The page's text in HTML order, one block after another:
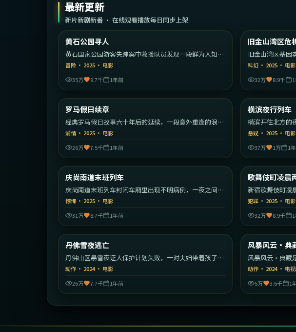
最新更新
新片新剧新番 · 在线观看播放每日同步上架
最新
黄石公园寻人
黄石国家公园游客失踪案中救援队员发现一段鲜为人知的
家族秘密。
冒险· 2025· 电影
35万
9.7千 1年前
最新
旧金山湾区危
旧金山湾区基因
义人类的危机。
科幻· 2025· 电影
32万
8.9千
最新
罗马假日续章
经典罗马假日故事六十年后的延续，一段意外重逢的浪漫
旅程。
爱情· 2025· 电影
26万
7.5千 1年前
最新
横滨夜行列车
横滨开往北方的
三消失。
悬疑· 2025· 电影
37万
1万 1
最新
庆尚南道末班列车
庆尚南道末班列车封闭车厢里出现不明病例，一夜之间秩
序崩塌。
惊悚· 2025· 电影
31万
8.7千 1年前
最新
歌舞伎町凌晨
新宿歌舞伎町凌
派权力斗争。
犯罪· 2025· 电影
32万
8.9千
最新
丹佛雪夜逃亡
丹佛山区暴雪夜证人保护计划失败，一对夫妇带着孩子开
始绝命逃亡。
动作· 2024· 电影
26万
7.7千 1年前
最新
风暴风云·典
风暴风云·典藏
机、反转与人物
看。
动作· 2024· 电
5万
3.6千 1